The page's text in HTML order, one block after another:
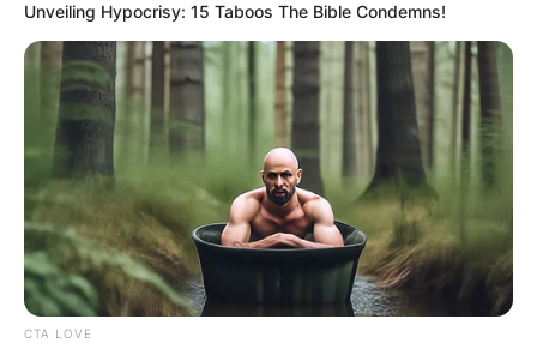
Unveiling Hypocrisy: 15 Taboos The Bible Condemns!
CTA LOVE